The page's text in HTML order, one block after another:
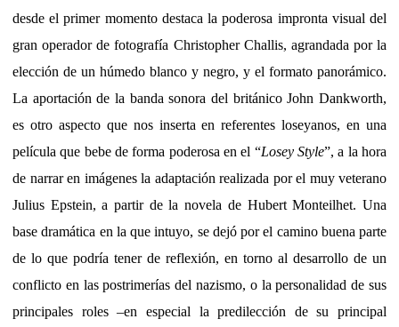
desde el primer momento destaca la poderosa impronta visual del
gran operador de fotografía Christopher Challis, agrandada por la
elección de un húmedo blanco y negro, y el formato panorámico.
La aportación de la banda sonora del británico John Dankworth,
es otro aspecto que nos inserta en referentes loseyanos, en una
película que bebe de forma poderosa en el “Losey Style”, a la hora
de narrar en imágenes la adaptación realizada por el muy veterano
Julius Epstein, a partir de la novela de Hubert Monteilhet. Una
base dramática en la que intuyo, se dejó por el camino buena parte
de lo que podría tener de reflexión, en torno al desarrollo de un
conflicto en las postrimerías del nazismo, o la personalidad de sus
principales roles –en especial la predilección de su principal